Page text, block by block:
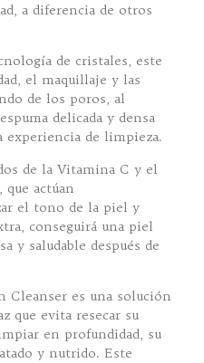
a diferencia de otros
de cristales, este
el maquillaje y las
de los poros, al
delicada y densa
experiencia de limpieza.
de la Vitamina C y el
que actúan
el tono de la piel y
conseguirá una piel
y saludable después de
Cleanser es una solución
que evita resecar su
en profundidad, su
y nutrido. Este